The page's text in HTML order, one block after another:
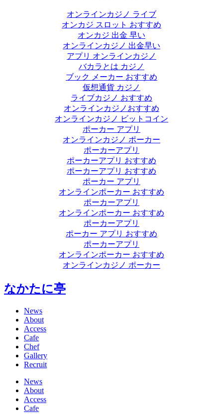
オンラインカジノ ライブ
オンカジ スロット おすすめ
オンカジ 出金 早い
オンラインカジノ 出金早い
アプリ オンラインカジノ
バカラとは カジノ
ブック メーカー おすすめ
仮想通貨 カジノ
ライブカジノ おすすめ
オンラインカジノおすすめ
オンラインカジノ ビットコイン
ポーカー アプリ
オンラインカジノ ポーカー
ポーカーアプリ
ポーカーアプリ おすすめ
ポーカーアプリ おすすめ
ポーカー アプリ
オンラインポーカー おすすめ
ポーカーアプリ
オンラインポーカー おすすめ
ポーカーアプリ
ポーカー アプリ おすすめ
ポーカーアプリ
オンラインポーカー おすすめ
オンラインカジノ ポーカー
なかたに亭
News
About
Access
Cafe
Chef
Gallery
Recruit
News
About
Access
Cafe